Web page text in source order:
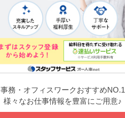
事務・オフィスワークおすすめNO.1
様々なお仕事情報を豊富にご用意♪